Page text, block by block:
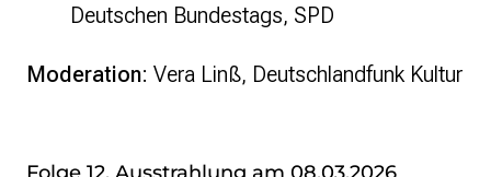
Deutschen Bundestags, SPD
Moderation: Vera Linß, Deutschlandfunk Kultur